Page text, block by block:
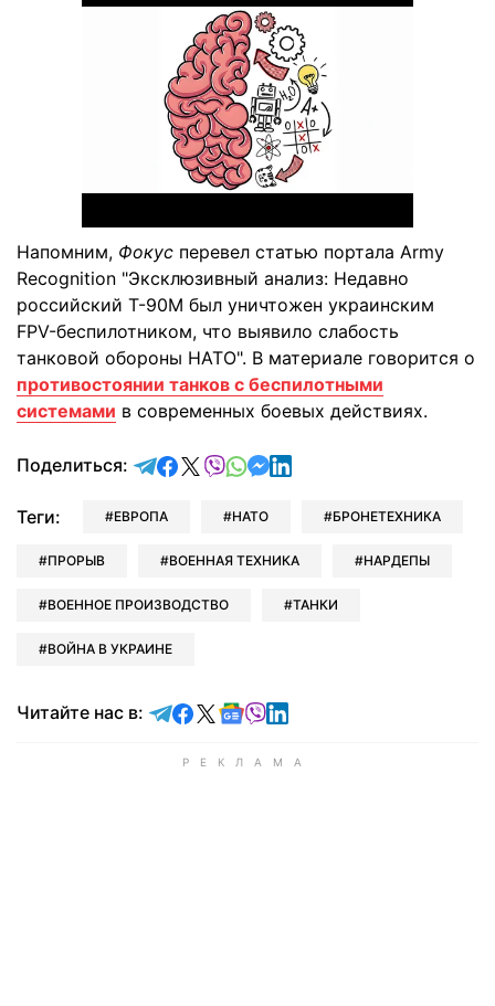
Напомним, Фокус перевел статью портала Army
Recognition "Эксклюзивный анализ: Недавно
российский Т-90М был уничтожен украинским
FPV-беспилотником, что выявило слабость
танковой обороны НАТО". В материале говорится о
противостоянии танков с беспилотными
системами в современных боевых действиях.
Поделиться: отправить в Telegram
поделиться в Facebook
поделиться в X
отправить в Viber
отправить в Whatsapp
отправить в Messenger
отправить в LinkedIn
Теги: ЕВРОПА НАТО БРОНЕТЕХНИКА
ПРОРЫВ ВОЕННАЯ ТЕХНИКА НАРДЕПЫ
ВОЕННОЕ ПРОИЗВОДСТВО ТАНКИ
ВОЙНА В УКРАИНЕ
Читайте нас в: Читайте в Telegram
Читайте в Facebook
Читайте в X
Читайте в Google news
Читайте в Viber
Читайте в LinkedIn